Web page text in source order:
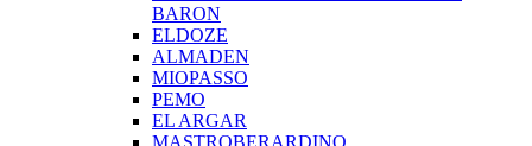
BARON
ELDOZE
ALMADEN
MIOPASSO
PEMO
EL ARGAR
MASTROBERARDINO